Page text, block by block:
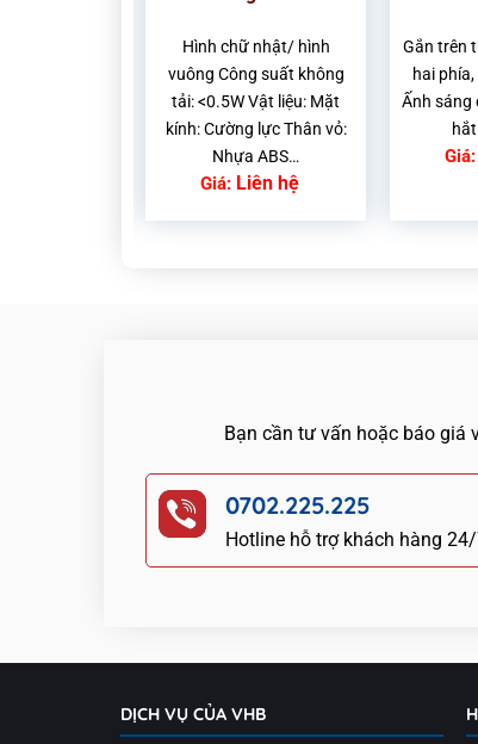
Hình chữ nhật/ hình
vuông Công suất không
tải: <0.5W Vật liệu: Mặt
kính: Cường lực Thân vỏ:
Nhựa ABS…
Giá: Liên hệ
Gắn trên
hai
Ấnh sáng
Giá:
Bạn cần tư vấn hoặc báo giá
0702.225.225
Hotline hỗ trợ khách hàng
DỊCH VỤ CỦA VHB